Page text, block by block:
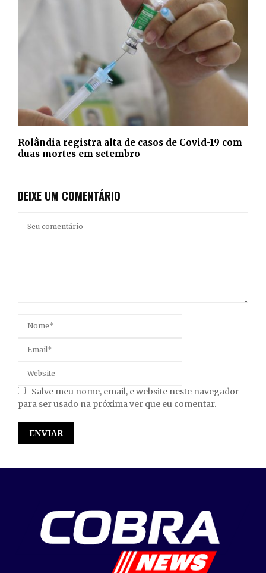
Rolândia registra alta de casos de Covid-19 com
duas mortes em setembro
DEIXE UM COMENTÁRIO
Salve meu nome, email, e website neste navegador
para ser usado na próxima ver que eu comentar.